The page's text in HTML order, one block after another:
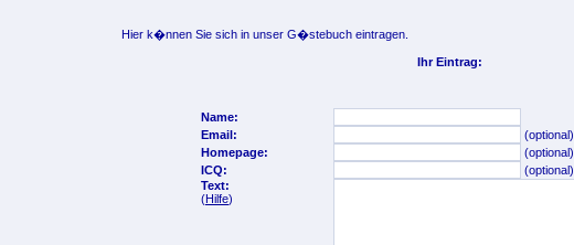
Hier k�nnen Sie sich in unser G�stebuch eintragen.
Ihr Eintrag:
Name:
Email:
(optional)
Homepage:
(optional)
ICQ:
(optional)
Text:
(Hilfe)